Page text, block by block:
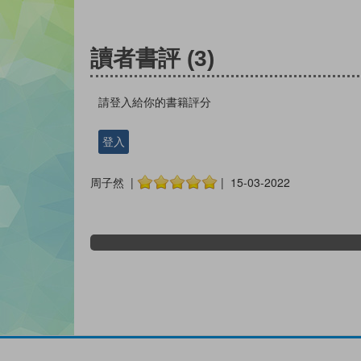
讀者書評 (3)
請登入給你的書籍評分
登入
周子然 | | 15-03-2022